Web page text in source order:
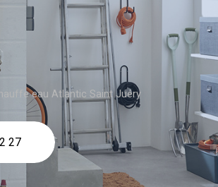
eau Atlantic Saint Juéry
27